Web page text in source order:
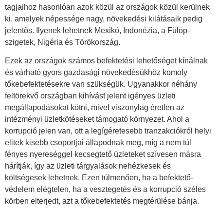
tagjaihoz hasonlóan azok közül az országok közül kerülnek
ki, amelyek népessége nagy, növekedési kilátásaik pedig
jelentős. Ilyenek lehetnek Mexikó, Indonézia, a Fülöp-
szigetek, Nigéria és Törökország.
Ezek az országok számos befektetési lehetőséget kínálnak
és várható gyors gazdasági növekedésükhöz komoly
tőkebefektetésekre van szükségük. Ugyanakkor néhány
feltörekvő országban kihívást jelent igényes üzleti
megállapodásokat kötni, mivel viszonylag éretlen az
intézményi üzletkötéseket támogató környezet. Ahol a
korrupció jelen van, ott a legígéretesebb tranzakciókról helyi
elitek kisebb csoportjai állapodnak meg, míg a nem túl
fényes nyereséggel kecsegtető üzleteket szívesen másra
hárítják, így az üzleti tárgyalások nehézkesek és
költségesek lehetnek. Ezen túlmenően, ha a befektető-
védelem elégtelen, ha a vesztegetés és a korrupció széles
körben elterjedt, azt a tőkebefektetés megtérülése bánja.